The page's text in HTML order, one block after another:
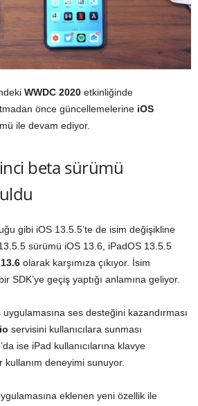
WWDC 2020 etkinliğinde
önce güncellemelerine iOS
ile devam ediyor.
beta sürümü
gibi iOS 13.5.5’te de isim değişikline
sürümü iOS 13.6, iPadOS 13.5.5
olarak karşımıza çıkıyor. İsim
SDK’ye geçiş yaptığı anlamına geliyor.
ses desteğini kazandırması
servisini kullanıcılara sunması
ise iPad kullanıcılarına klavye
kullanım deneyimi sunuyor.
eklenen yeni özellik ile